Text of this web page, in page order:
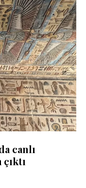
canlı